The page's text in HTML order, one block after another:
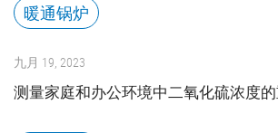
暖通锅炉
九月 19, 2023
测量家庭和办公环境中二氧化硫浓度的